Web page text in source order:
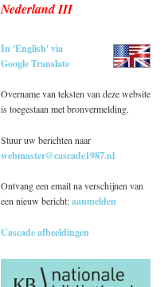
Nederland III
In 'English' via
Google Translate
Overname van teksten van deze website
is toegestaan met bronvermelding.
Stuur uw berichten naar
webmaster@cascade1987.nl
Ontvang een email na verschijnen van
een nieuw bericht:aanmelden
Cascade afbeeldingen